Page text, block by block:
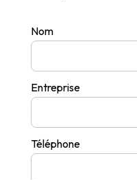
Nom
Entreprise
Téléphone